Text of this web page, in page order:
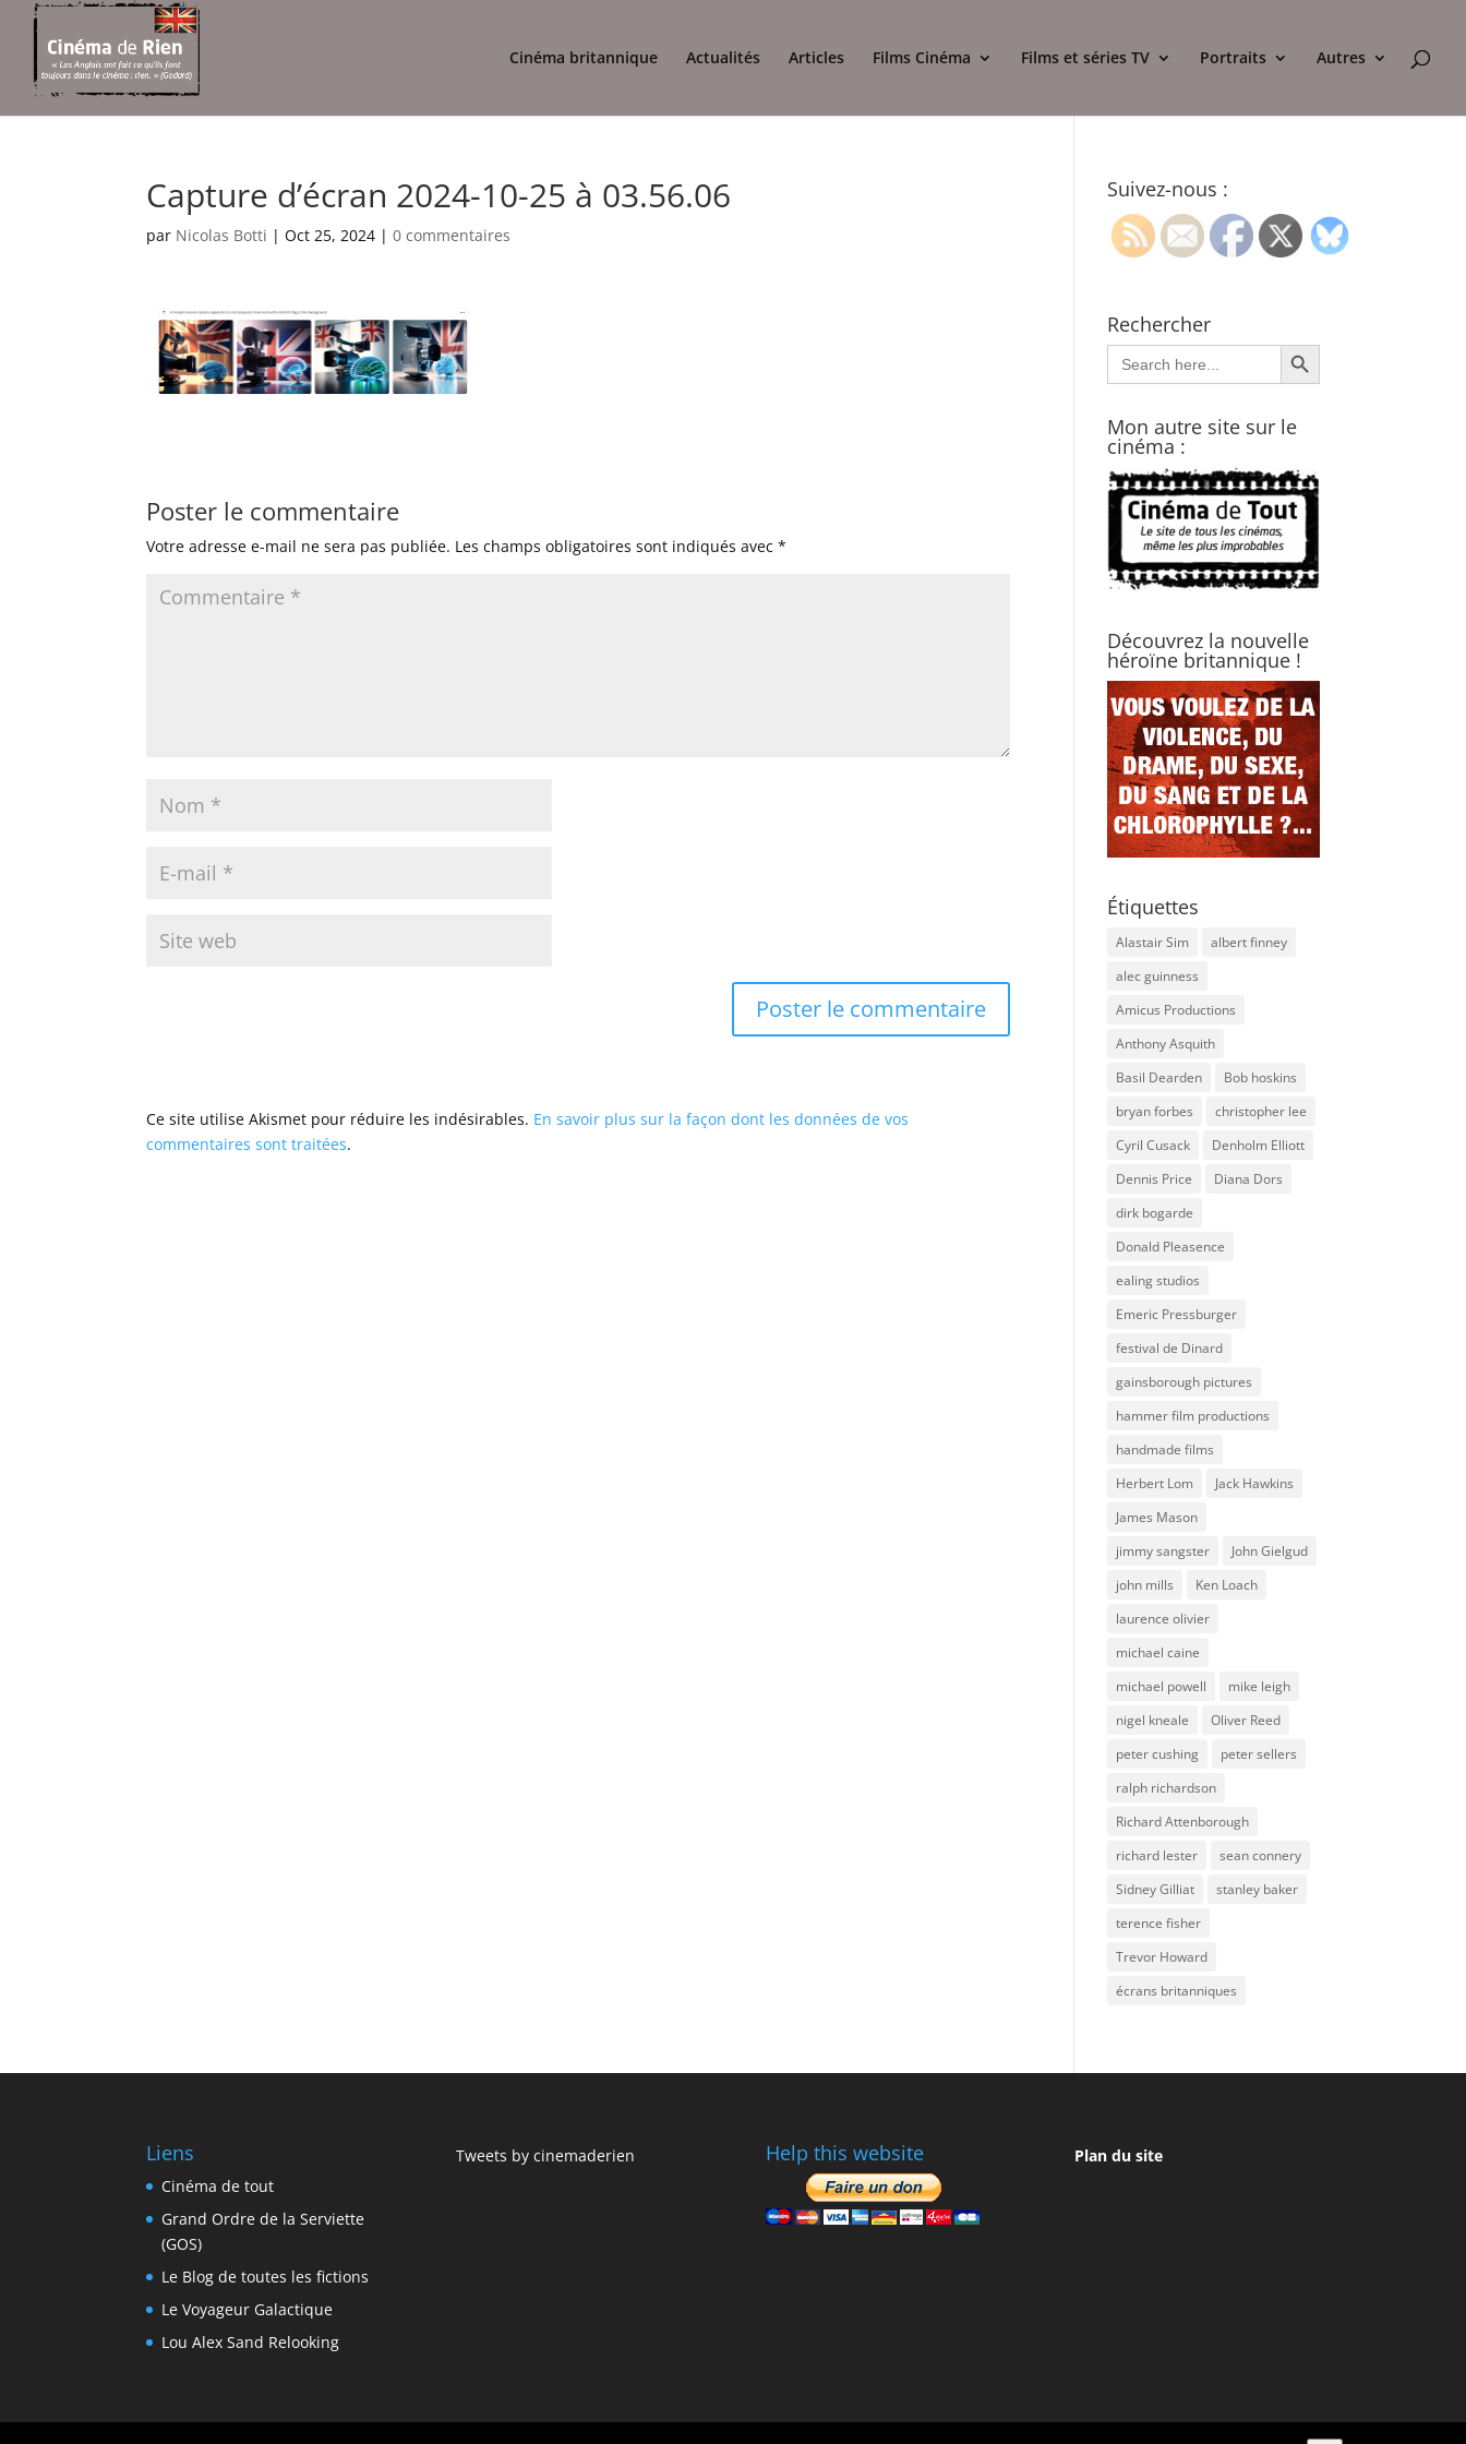
Cinéma britannique Actualités Articles Films Cinéma Films et séries TV Portraits Autres
Capture d’écran 2024-10-25 à 03.56.06
par Nicolas Botti |Oct 25, 2024 |0 commentaires
Poster le commentaire
Votre adresse e-mail ne sera pas publiée. Les champs obligatoires sont indiqués avec*
Ce site utilise Akismet pour réduire les indésirables. En savoir plus sur la façon dont les données de vos
commentaires sont traitées.
Suivez-nous :
Rechercher
Search
for:
Search Button
Mon autre site sur le
cinéma :
Découvrez la nouvelle
héroïne britannique !
Étiquettes
Alastair Sim
albert finney
alec guinness
Amicus Productions
Anthony Asquith
Basil Dearden
Bob hoskins
bryan forbes
christopher lee
Cyril Cusack
Denholm Elliott
Dennis Price
Diana Dors
dirk bogarde
Donald Pleasence
ealing studios
Emeric Pressburger
festival de Dinard
gainsborough pictures
hammer film productions
handmade films
Herbert Lom
Jack Hawkins
James Mason
jimmy sangster
John Gielgud
john mills
Ken Loach
laurence olivier
michael caine
michael powell
mike leigh
nigel kneale
Oliver Reed
peter cushing
peter sellers
ralph richardson
Richard Attenborough
richard lester
sean connery
Sidney Gilliat
stanley baker
terence fisher
Trevor Howard
écrans britanniques
Liens
Cinéma de tout
Grand Ordre de la Serviette
(GOS)
Le Blog de toutes les fictions
Le Voyageur Galactique
Lou Alex Sand Relooking
Tweets by cinemaderien Help this website Plan du site